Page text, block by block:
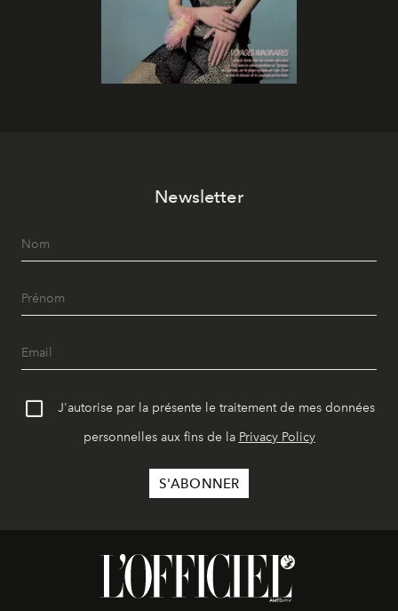
Newsletter
J'autorise par la présente le traitement de mes données
personnelles aux fins de la Privacy Policy